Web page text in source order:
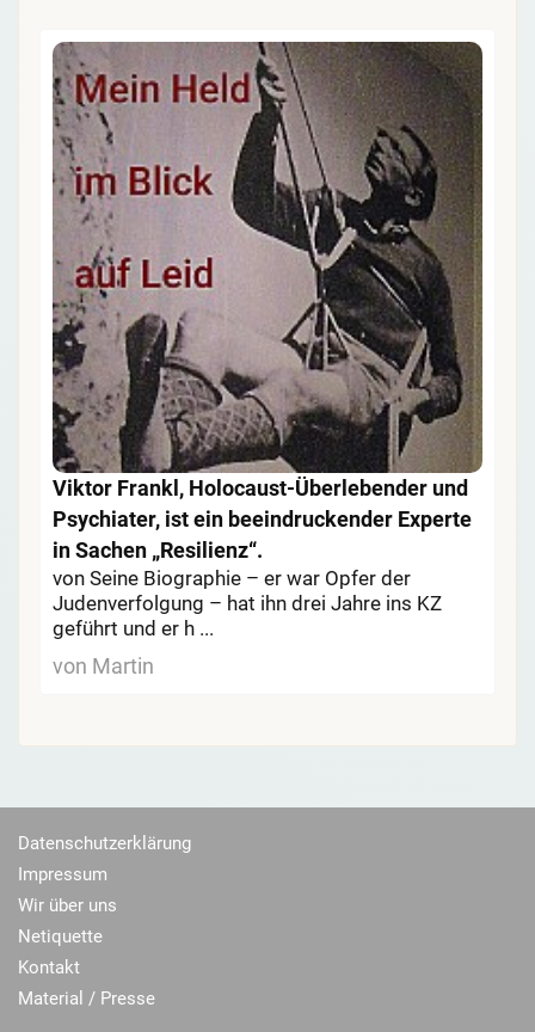
Viktor Frankl, Holocaust-Überlebender und
Psychiater, ist ein beeindruckender Experte
in Sachen „Resilienz“.
von Seine Biographie – er war Opfer der
Judenverfolgung – hat ihn drei Jahre ins KZ
geführt und er h ...
von Martin
Datenschutzerklärung
Impressum
Wir über uns
Netiquette
Kontakt
Material / Presse